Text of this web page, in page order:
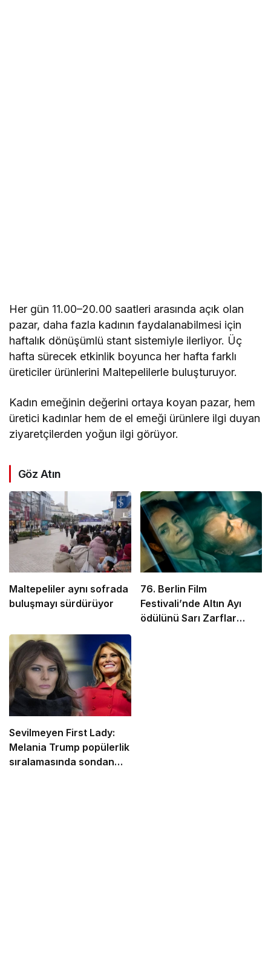
Her gün 11.00–20.00 saatleri arasında açık olan
pazar, daha fazla kadının faydalanabilmesi için
haftalık dönüşümlü stant sistemiyle ilerliyor. Üç
hafta sürecek etkinlik boyunca her hafta farklı
üreticiler ürünlerini Maltepelilerle buluşturuyor.
Kadın emeğinin değerini ortaya koyan pazar, hem
üretici kadınlar hem de el emeği ürünlere ilgi duyan
ziyaretçilerden yoğun ilgi görüyor.
Göz Atın
Maltepeliler aynı sofrada
buluşmayı sürdürüyor
76. Berlin Film
Festivali’nde Altın Ayı
ödülünü Sarı Zarflar
Sevilmeyen First Lady:
Melania Trump popülerlik
sıralamasında sondan